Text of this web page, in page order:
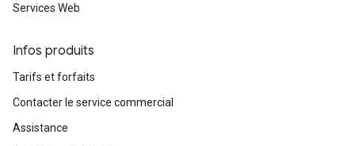
Services Web
Infos produits
Tarifs et forfaits
Contacter le service commercial
Assistance